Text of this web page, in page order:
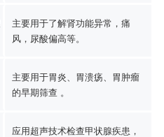
主要用于了解肾功能异常，痛
风，尿酸偏高等。
主要用于胃炎、胃溃疡、胃肿瘤
的早期筛查 。
应用超声技术检查甲状腺疾患，